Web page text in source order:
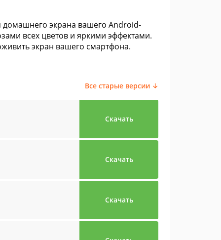
экрана вашего Android-
всех цветов и яркими эффектами.
экран вашего смартфона.
Все старые версии ↓
Скачать
Скачать
Скачать